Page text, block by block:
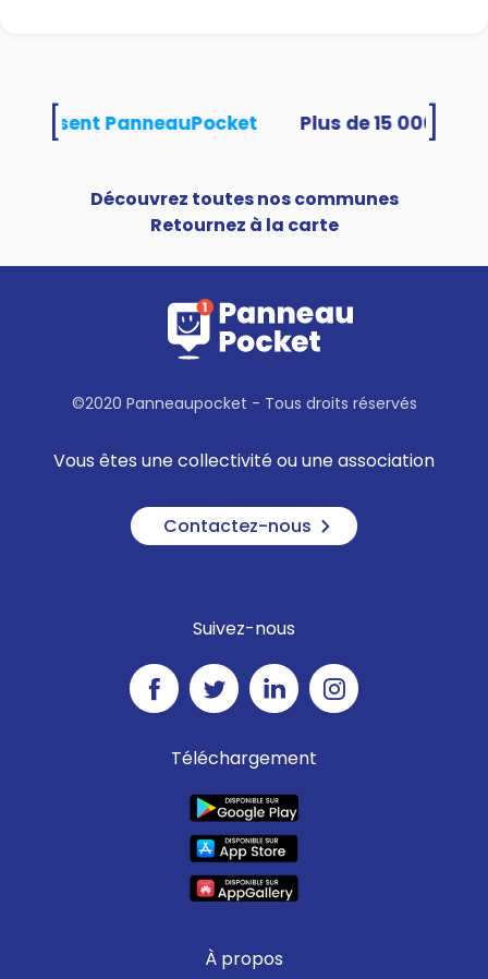
utilisent PanneauPocket
Découvrez toutes nos communes
Retournez à la carte
©2020 Panneaupocket - Tous droits réservés
Vous êtes une collectivité ou une association
Contactez-nous
Suivez-nous
Téléchargement
À propos